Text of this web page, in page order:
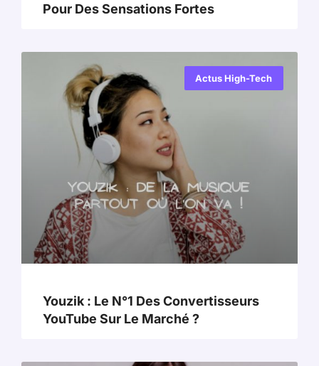
Pour Des Sensations Fortes
Actus High-Tech
Youzik : Le N°1 Des Convertisseurs
YouTube Sur Le Marché ?